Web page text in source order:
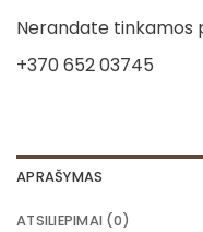
Nerandate tinkamos
+370 652 03745
APRAŠYMAS
ATSILIEPIMAI (0)